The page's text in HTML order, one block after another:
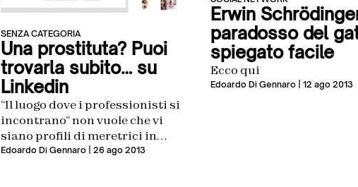
SENZA CATEGORIA
Una prostituta? Puoi
trovarla subito… su
Linkedin
“Il luogo dove i professionisti si
incontrano” non vuole che vi
siano profili di meretrici in
mezzo a quelli di avvocati,
Edoardo Di Gennaro| 26 ago 2013
Erwin
paradosso del
spiegato facile
Ecco qui
Edoardo Di Gennaro | 12 ago 2013